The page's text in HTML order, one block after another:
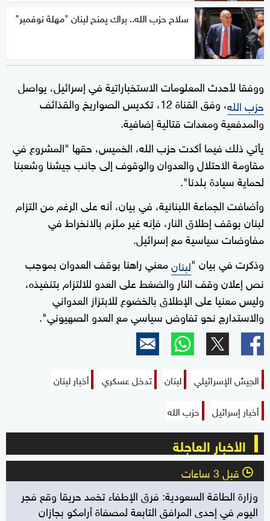
سلاح حزب الله.. براك يمنح لبنان "مهلة نوفمبر"
ووفقا لأحدث المعلومات الاستخباراتية في إسرائيل، يواصل
حزب الله
، وفق القناة 12، تكديس الصواريخ والقذائف
والمدفعية ومعدات قتالية إضافية.
يأتي ذلك فيما أكدت حزب الله، الخميس، حقها "‏المشروع في
مقاومة الاحتلال والعدوان والوقوف إلى جانب جيشنا وشعبنا
لحماية سيادة ‏بلدنا".
وأضافت الجماعة اللبنانية، في بيان، أنه على الرغم من التزام
لبنان بوقف إطلاق النار، فإنه غير ملزم بالانخراط في
مفاوضات سياسية مع إسرائيل.
وذكرت في بيان "لبنانمعني ‏راهنا بوقف العدوان بموجب
نص إعلان وقف النار والضغط على العدو للالتزام ‏بتنفيذه،
وليس معنيا على الإطلاق بالخضوع للابتزاز العدواني
والاستدارج نحو تفاوض ‏سياسي مع العدو الصهيوني".
الجيش الإسرائيلي لبنان تدخل عسكري
أخبار لبنان
أخبار إسرائيل
حزب الله
الأخبار العاجلة
l قبل 3 ساعات
وزارة الطاقة السعودية: فرق الإطفاء تخمد حريقا وقع فجر
اليوم في إحدى المرافق التابعة لمصفاة أرامكو بجازان